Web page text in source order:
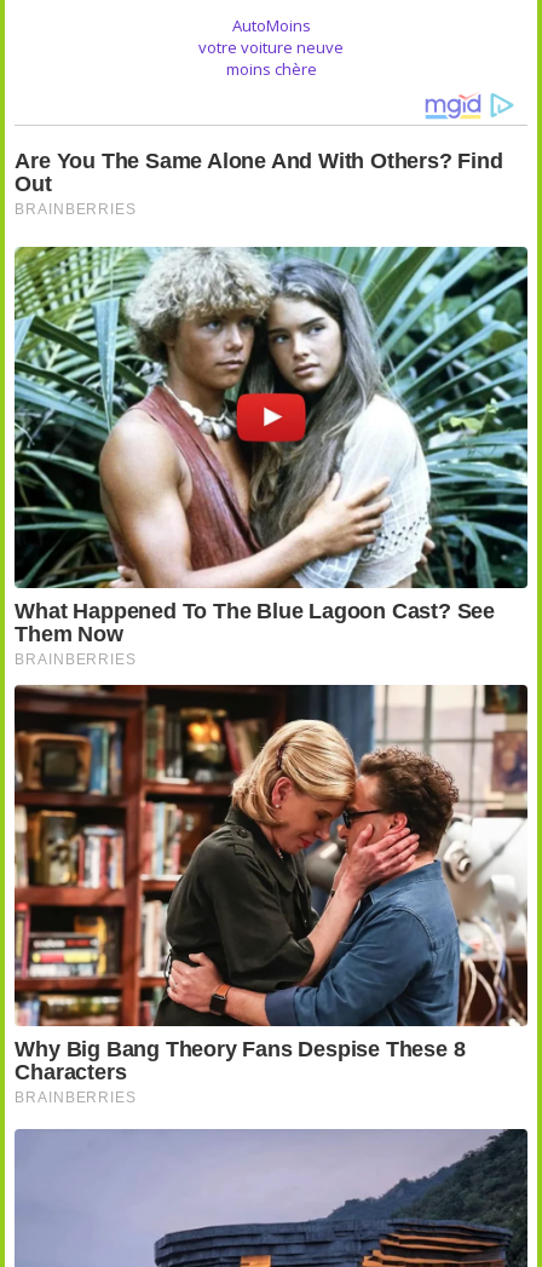
AutoMoins
votre voiture neuve
moins chère